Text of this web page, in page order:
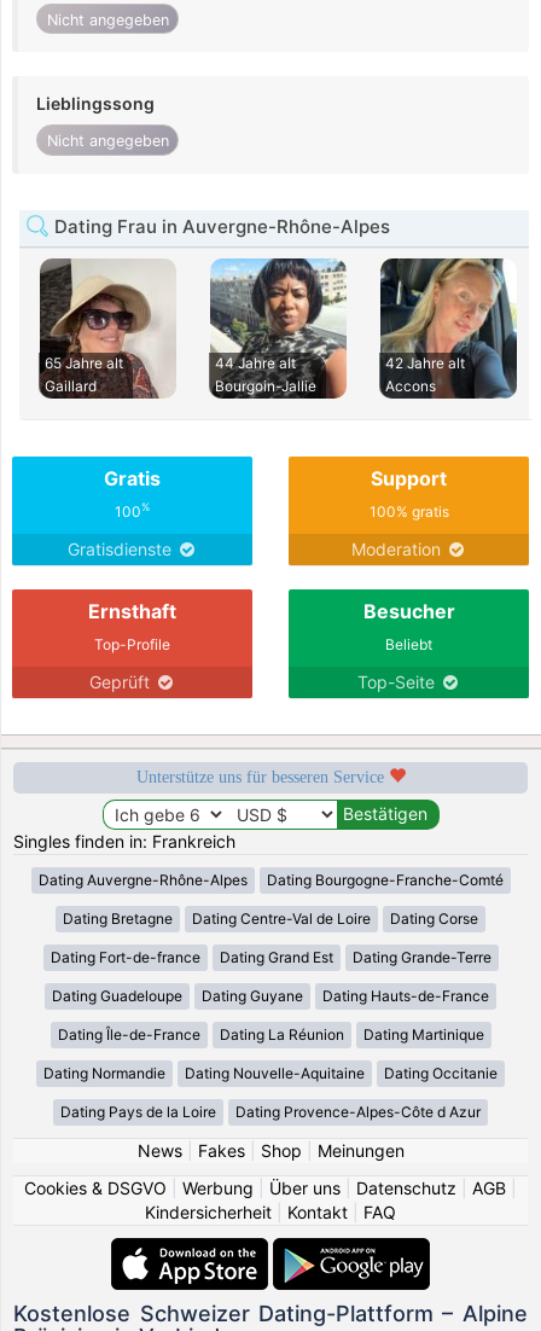
Nicht angegeben
Lieblingssong
Nicht angegeben
Dating Frau in Auvergne-Rhône-Alpes
65 Jahre alt
Gaillard
44 Jahre alt
Bourgoin-Jallie
42 Jahre alt
Accons
Gratis
100%
Gratisdienste
Support
100% gratis
Moderation
Ernsthaft
Top-Profile
Geprüft
Besucher
Beliebt
Top-Seite
Unterstütze uns für besseren Service
Singles finden in: Frankreich
Dating Auvergne-Rhône-Alpes Dating Bourgogne-Franche-Comté
Dating Bretagne Dating Centre-Val de Loire Dating Corse
Dating Fort-de-france Dating Grand Est Dating Grande-Terre
Dating Guadeloupe Dating Guyane Dating Hauts-de-France
Dating Île-de-France Dating La Réunion Dating Martinique
Dating Normandie Dating Nouvelle-Aquitaine Dating Occitanie
Dating Pays de la Loire Dating Provence-Alpes-Côte d Azur
News| Fakes| Shop
Meinungen
Cookies & DSGVO
Werbung Über uns Datenschutz AGB
Kindersicherheit
Kontakt FAQ
Kostenlose Schweizer Dating-Plattform – Alpine